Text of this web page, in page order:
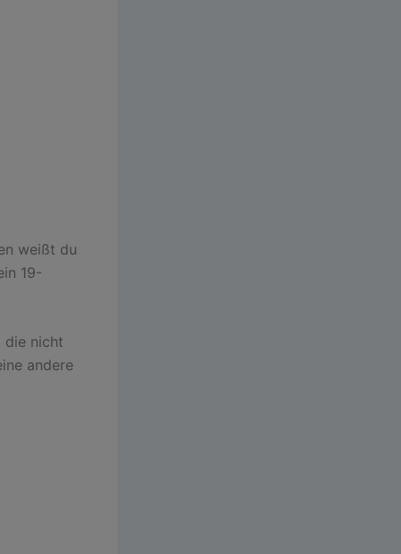
weißt du
19-
die nicht
andere